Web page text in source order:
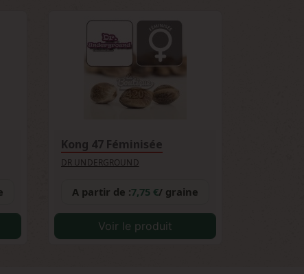
Kong 47 Féminisée
DR UNDERGROUND
A partir de :7,75 €/ graine
Voir le produit